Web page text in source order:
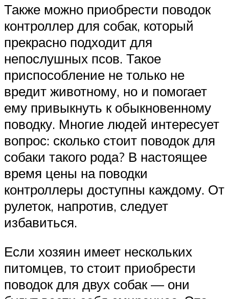
Также можно приобрести поводок
контроллер для собак, который
прекрасно подходит для
непослушных псов. Такое
приспособление не только не
вредит животному, но и помогает
ему привыкнуть к обыкновенному
поводку. Многие людей интересует
вопрос: сколько стоит поводок для
собаки такого рода? В настоящее
время цены на поводки
контроллеры доступны каждому. От
рулеток, напротив, следует
избавиться.
Если хозяин имеет нескольких
питомцев, то стоит приобрести
поводок для двух собак — они